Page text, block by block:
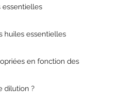
essentielles
huiles essentielles
en fonction des
dilution ?